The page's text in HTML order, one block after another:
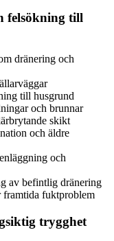
felsökning till
dränering och
till husgrund
och brunnar
skikt
och äldre
och
av befintlig dränering
framtida fuktproblem
trygghet